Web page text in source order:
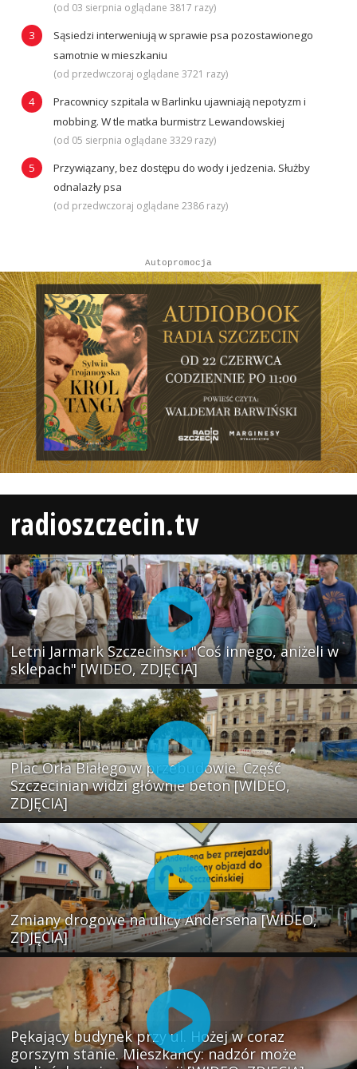
(od 03 sierpnia oglądane 3817 razy)
Sąsiedzi interweniują w sprawie psa pozostawionego
samotnie w mieszkaniu
(od przedwczoraj oglądane 3721 razy)
Pracownicy szpitala w Barlinku ujawniają nepotyzm i
mobbing. W tle matka burmistrz Lewandowskiej
(od 05 sierpnia oglądane 3329 razy)
Przywiązany, bez dostępu do wody i jedzenia. Służby
odnalazły psa
(od przedwczoraj oglądane 2386 razy)
Autopromocja
radioszczecin.tv
Letni Jarmark Szczeciński. "Coś innego, aniżeli w
sklepach" [WIDEO, ZDJĘCIA]
Plac Orła Białego w przebudowie. Część
Szczecinian widzi głównie beton [WIDEO,
ZDJĘCIA]
Zmiany drogowe na ulicy Andersena [WIDEO,
ZDJĘCIA]
Pękający budynek przy ul. Hożej w coraz
gorszym stanie. Mieszkańcy: nadzór może